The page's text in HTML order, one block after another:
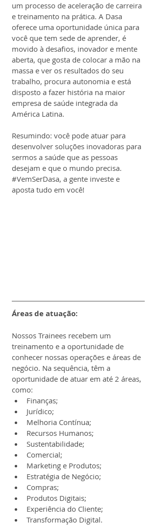
um processo de aceleração de carreira
e treinamento na prática. A Dasa
oferece uma oportunidade única para
você que tem sede de aprender, é
movido à desafios, inovador e mente
aberta, que gosta de colocar a mão na
massa e ver os resultados do seu
trabalho, procura autonomia e está
disposto a fazer história na maior
empresa de saúde integrada da
América Latina.
Resumindo: você pode atuar para
desenvolver soluções inovadoras para
sermos a saúde que as pessoas
desejam e que o mundo precisa.
#VemSerDasa, a gente investe e
aposta tudo em você!
Áreas de atuação:
Nossos Trainees recebem um
treinamento e a oportunidade de
conhecer nossas operações e áreas de
negócio. Na sequência, têm a
oportunidade de atuar em até 2 áreas,
como:
Finanças;
Jurídico;
Melhoria Contínua;
Recursos Humanos;
Sustentabilidade;
Comercial;
Marketing e Produtos;
Estratégia de Negócio;
Compras;
Produtos Digitais;
Experiência do Cliente;
Transformação Digital.